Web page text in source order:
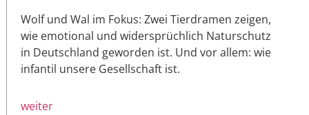
Wolf und Wal im Fokus: Zwei Tierdramen zeigen,
wie emotional und widersprüchlich Naturschutz
in Deutschland geworden ist. Und vor allem: wie
infantil unsere Gesellschaft ist.
weiter